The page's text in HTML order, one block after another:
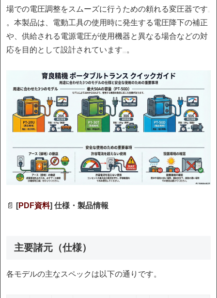
場での電圧調整をスムーズに行うための頼れる変圧器です
。本製品は、電動工具の使用時に発生する電圧降下の補正
や、供給される電源電圧が使用機器と異なる場合などの対
応を目的として設計されています
。
📄 [PDF資料] 仕様・製品情報
主要諸元（仕様）
各モデルの主なスペックは以下の通りです。